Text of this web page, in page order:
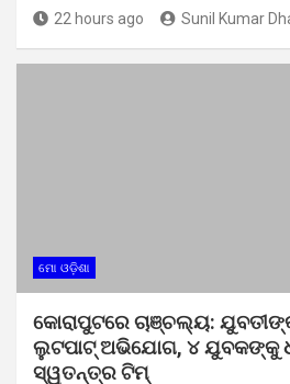
22 hours ago Sunil Kumar
ମୋ ଓଡ଼ିଶା
କୋରାପୁଟରେ ଚାଞ୍ଚଲ୍ୟ:
ଲୁଟପାଟ୍ ଅଭିଯୋଗ, ୪ ଯୁବକଙ୍କୁ
ସ୍ୱତନ୍ତ୍ର ଟିମ୍